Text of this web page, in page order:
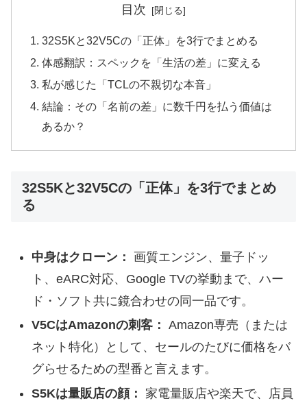
目次
32S5Kと32V5Cの「正体」を3行でまとめる
体感翻訳：スペックを「生活の差」に変える
私が感じた「TCLの不親切な本音」
結論：その「名前の差」に数千円を払う価値は
あるか？
32S5Kと32V5Cの「正体」を3行でまとめ
る
中身はクローン：
画質エンジン、量子ドッ
ト、eARC対応、Google TVの挙動まで、ハー
ド・ソフト共に鏡合わせの同一品です。
V5CはAmazonの刺客： Amazon専売（または
ネット特化）として、セールのたびに価格をバ
グらせるための型番と言えます。
S5Kは量販店の顔：
家電量販店や楽天で、店員